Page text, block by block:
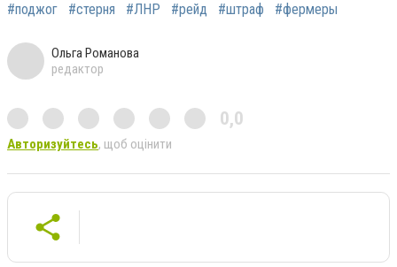
#поджог #стерня #ЛНР #рейд #штраф #фермеры
Ольга Романова
редактор
0,0
Авторизуйтесь, щоб оцінити